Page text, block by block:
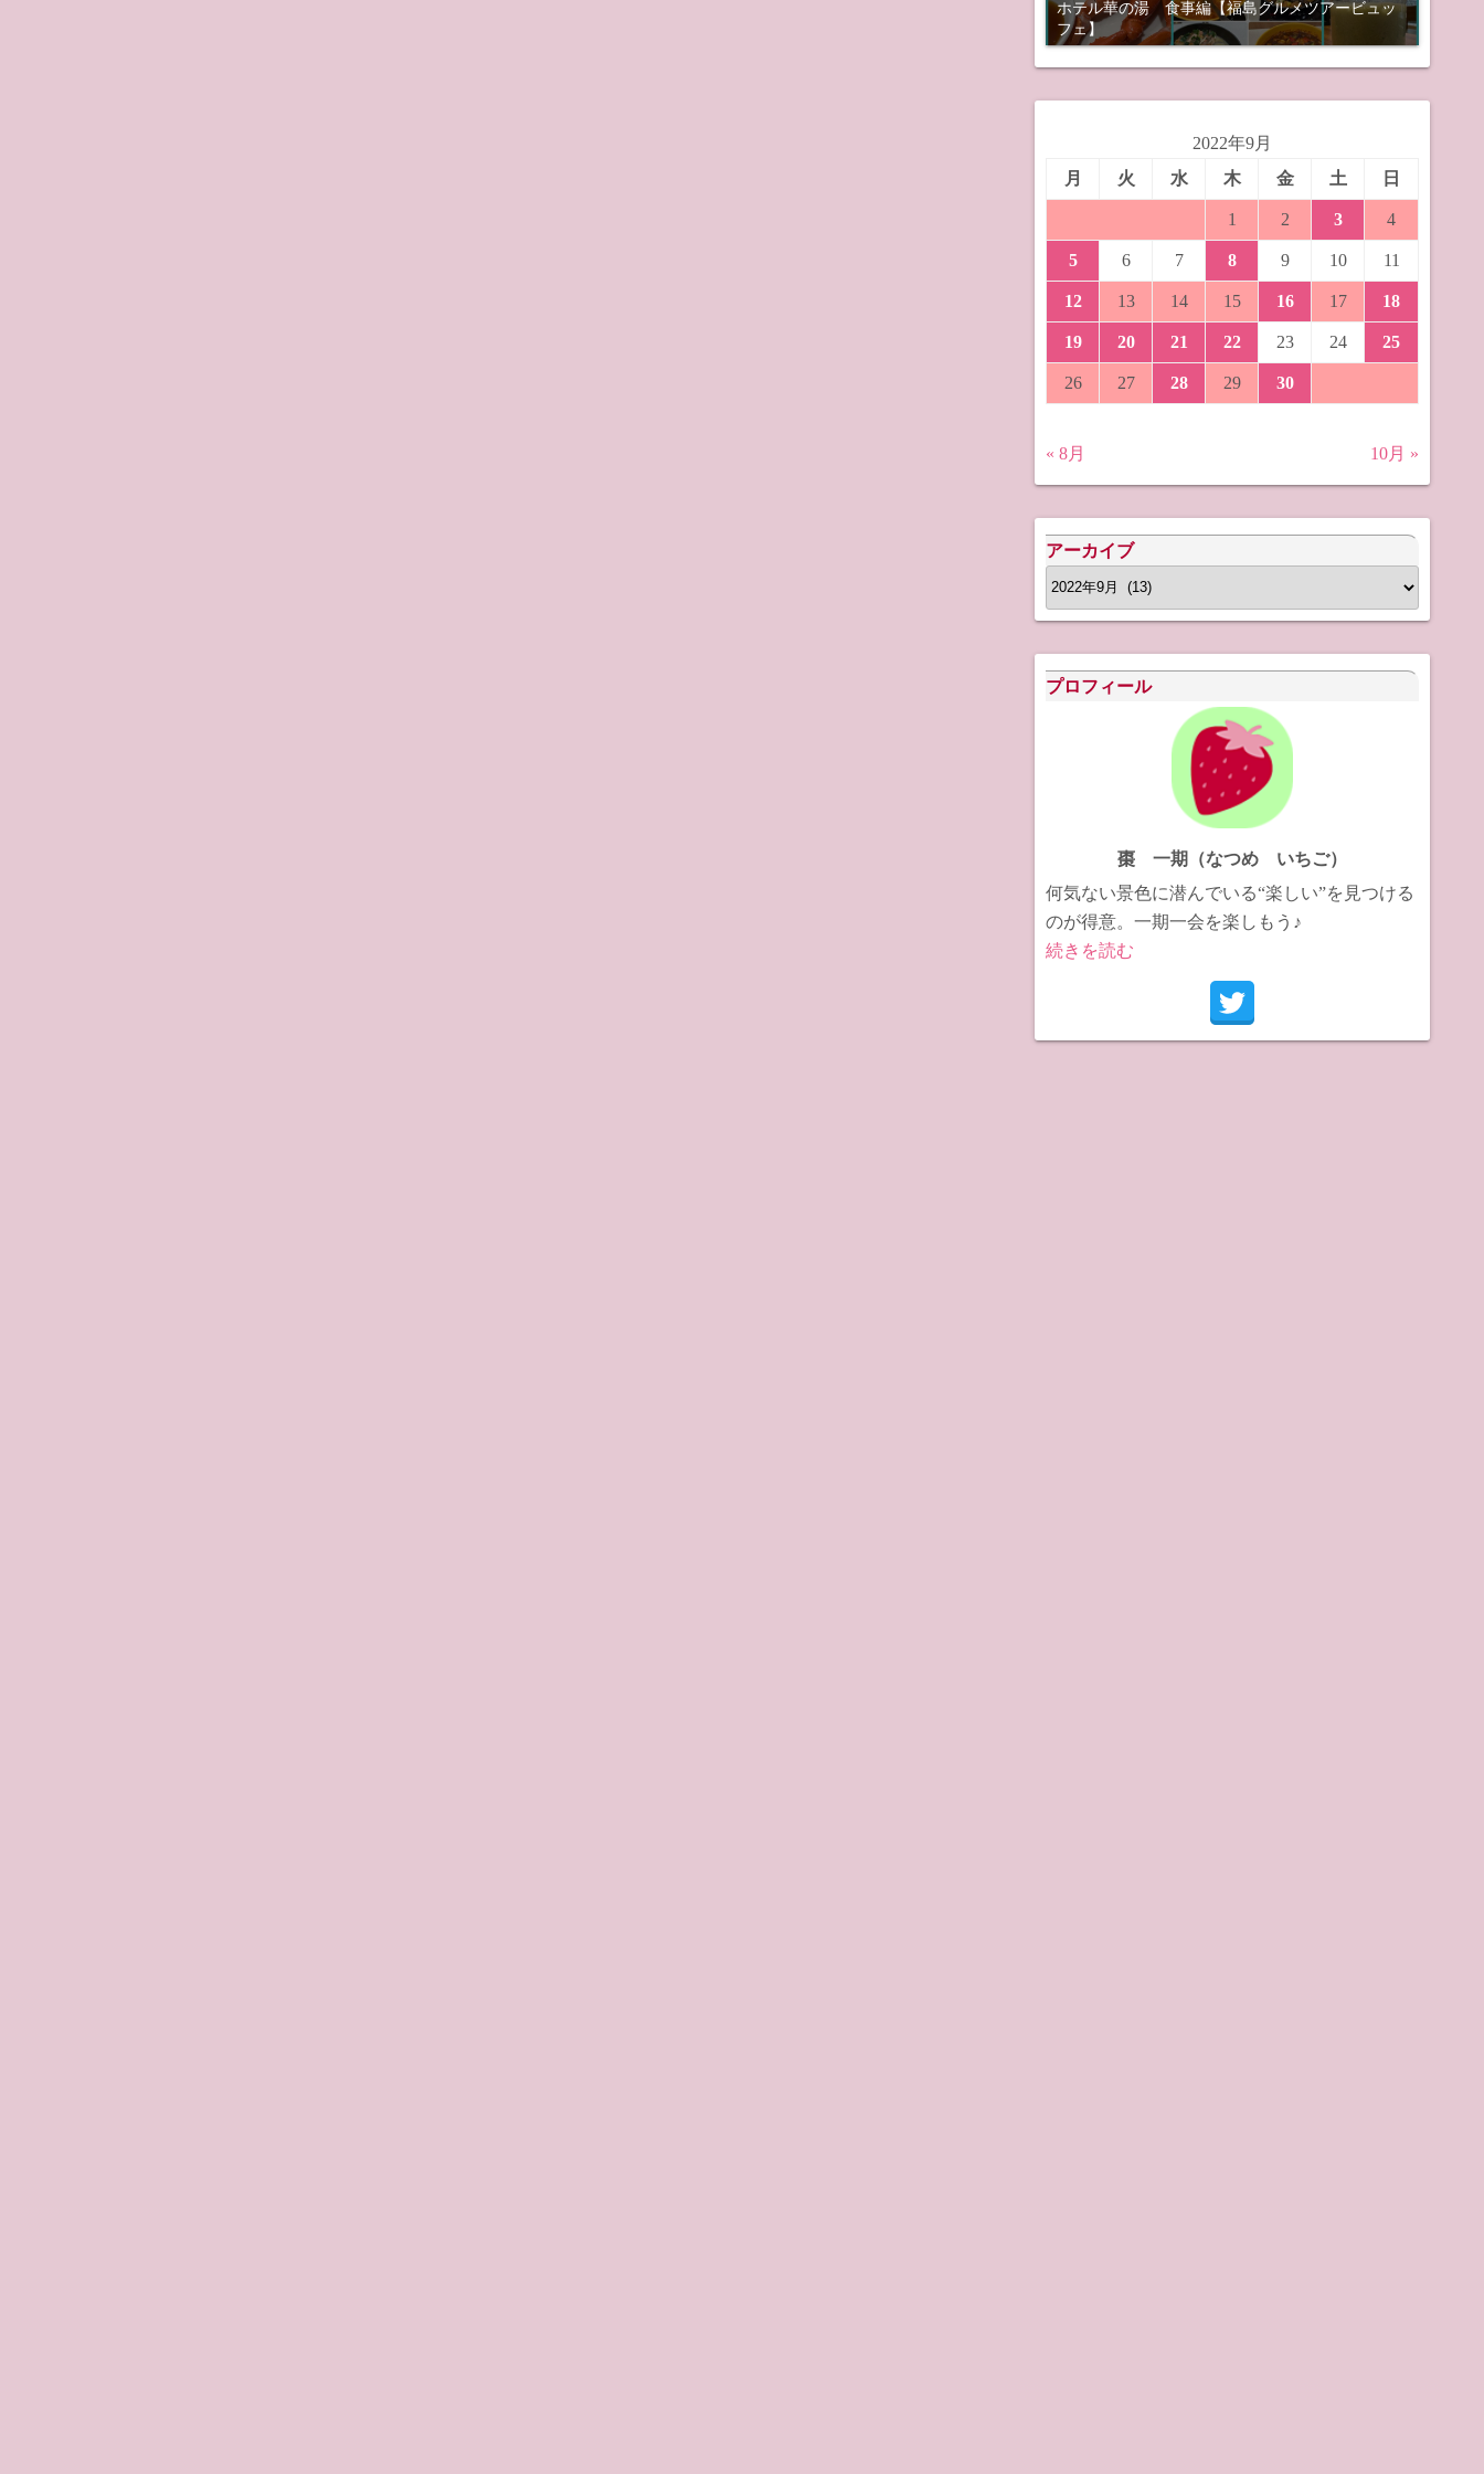
ホテル華の湯 食事編【福島グルメツアービュッ
フェ】
2022年9月
月
火 水 木 金 土 日
1 2 3 4
5 6 7 8 9 10 11
12 13 14 15 16 17 18
19 20 21 22 23 24 25
26 27 28 29 30
« 8月 10月 »
アーカイブ
ア
ー
ブ
プロフィール
棗 一期（なつめ いちご）
何気ない景色に潜んでいる“楽しい”を見つける
のが得意。一期一会を楽しもう♪
続きを読む